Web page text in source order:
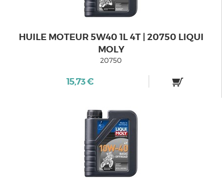
HUILE MOTEUR 5W40 1L 4T | 20750 LIQUI
MOLY
20750
15,73 €